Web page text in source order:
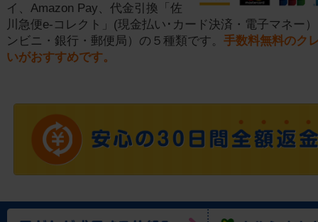
イ、Amazon Pay、代金引換「佐
川急便e-コレクト」(現金払い･カード決済・電子マネー
ンビニ・銀行・郵便局）の５種類です。 手数料無料のク
いがおすすめです。